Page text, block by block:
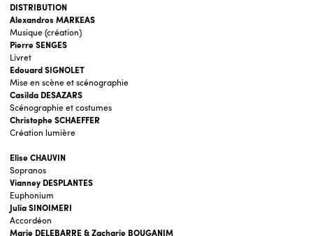
DISTRIBUTION
Alexandros MARKEAS
Musique (création)
Pierre SENGES
Livret
Edouard SIGNOLET
Mise en scène et scénographie
Casilda DESAZARS
Scénographie et costumes
Christophe SCHAEFFER
Création lumière
Elise CHAUVIN
Sopranos
Vianney DESPLANTES
Euphonium
Julia SINOIMERI
Accordéon
Marie DELEBARRE & Zacharie BOUGANIM